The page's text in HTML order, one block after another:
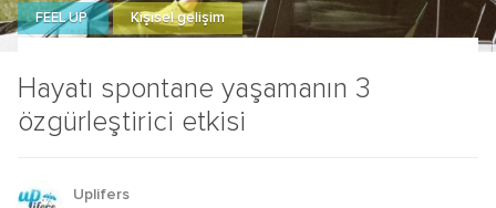
Hayatı spontane yaşamanın 3
özgürleştirici etkisi
FEEL UP Kişisel gelişim
Uplifers